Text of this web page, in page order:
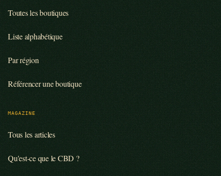
Toutes les boutiques
Liste alphabétique
Par région
Référencer une boutique
MAGAZINE
Tous les articles
Qu'est-ce que le CBD ?